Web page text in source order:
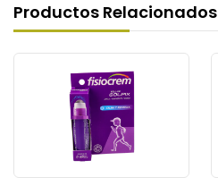
Productos Relacionados